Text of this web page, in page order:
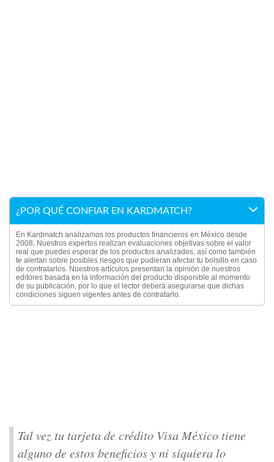
¿POR QUÉ CONFIAR EN KARDMATCH?
En Kardmatch analizamos los productos financieros en México desde
2008. Nuestros expertos realizan evaluaciones objetivas sobre el valor
real que puedes esperar de los productos analizados, así como también
te alertan sobre posibles riesgos que pudieran afectar tu bolsillo en caso
de contratarlos. Nuestros artículos presentan la opinión de nuestros
editores basada en la información del producto disponible al momento
de su publicación, por lo que el lector deberá asegurarse que dichas
condiciones siguen vigentes antes de contratarlo.
Tal vez tu tarjeta de crédito Visa México tiene
alguno de estos beneficios y ni siquiera lo